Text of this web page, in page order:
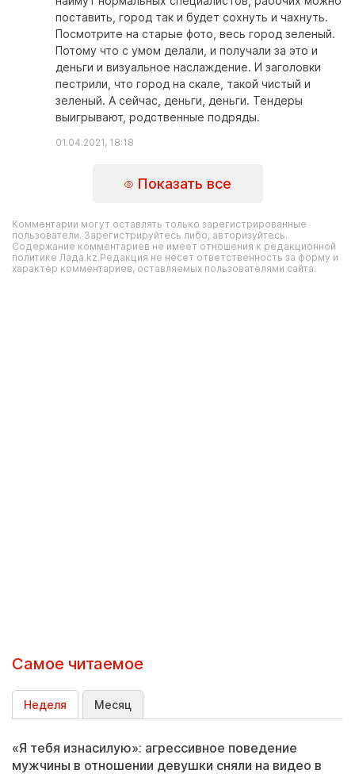
поставить, город так и будет сохнуть и чахнуть.
Посмотрите на старые фото, весь город зеленый.
Потому что с умом делали, и получали за это и
деньги и визуальное наслаждение. И заголовки
пестрили, что город на скале, такой чистый и
зеленый. А сейчас, деньги, деньги. Тендеры
выигрывают, родственные подряды.
01.04.2021, 18:18
Показать все
Комментарии могут оставлять только зарегистрированные
пользователи. Зарегистрируйтесь либо, авторизуйтесь.
Содержание комментариев не имеет отношения к редакционной
политике Лада.kz.Редакция не несет ответственность за форму и
характер комментариев, оставляемых пользователями сайта.
Самое читаемое
Неделя Месяц
«Я тебя изнасилую»: агрессивное поведение
мужчины в отношении девушки сняли на видео в